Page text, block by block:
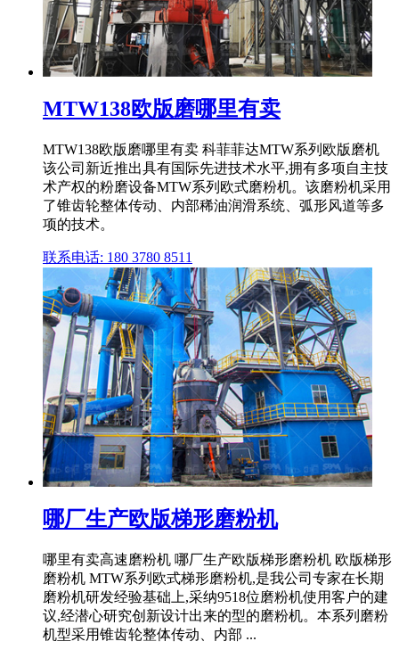
MTW138欧版磨哪里有卖
MTW138欧版磨哪里有卖 科菲菲达MTW系列欧版磨机
该公司新近推出具有国际先进技术水平,拥有多项自主技
术产权的粉磨设备MTW系列欧式磨粉机。该磨粉机采用
了锥齿轮整体传动、内部稀油润滑系统、弧形风道等多
项的技术。
联系电话: 180 3780 8511
哪厂生产欧版梯形磨粉机
哪里有卖高速磨粉机 哪厂生产欧版梯形磨粉机 欧版梯形
磨粉机 MTW系列欧式梯形磨粉机,是我公司专家在长期
磨粉机研发经验基础上,采纳9518位磨粉机使用客户的建
议,经潜心研究创新设计出来的型的磨粉机。本系列磨粉
机型采用锥齿轮整体传动、内部 ...